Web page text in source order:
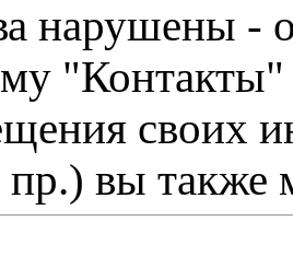
нарушены -
"Контакты"
своих
пр.) вы также